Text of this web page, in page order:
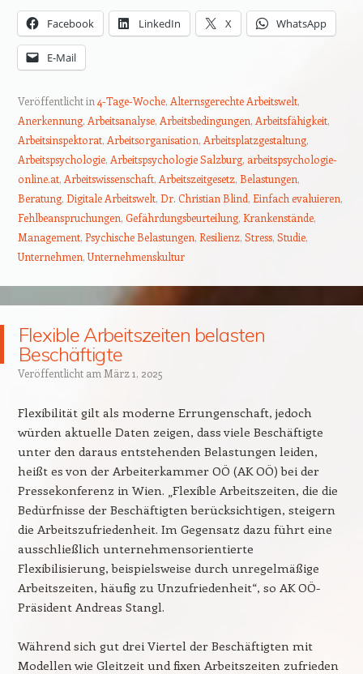
Facebook LinkedIn X WhatsApp
E-Mail
Veröffentlicht in 4-Tage-Woche, Alternsgerechte Arbeitswelt,
Anerkennung, Arbeitsanalyse, Arbeitsbedingungen, Arbeitsfähigkeit,
Arbeitsinspektorat, Arbeitsorganisation, Arbeitsplatzgestaltung,
Arbeitspsychologie, Arbeitspsychologie Salzburg, arbeitspsychologie-
online.at, Arbeitswissenschaft, Arbeitszeitgesetz, Belastungen,
Beratung, Digitale Arbeitswelt, Dr. Christian Blind, Einfach evaluieren,
Fehlbeanspruchungen, Gefährdungsbeurteilung, Krankenstände,
Management, Psychische Belastungen, Resilienz, Stress, Studie,
Unternehmen,Unternehmenskultur
Flexible Arbeitszeiten belasten
Beschäftigte
Veröffentlicht am März 1, 2025
Flexibilität gilt als moderne Errungenschaft, jedoch
würden aktuelle Daten zeigen, dass viele Beschäftigte
unter den daraus entstehenden Belastungen leiden,
heißt es von der Arbeiterkammer OÖ (AK OÖ) bei der
Pressekonferenz in Wien. „Flexible Arbeitszeiten, die die
Bedürfnisse der Beschäftigten berücksichtigen, steigern
die Arbeitszufriedenheit. Im Gegensatz dazu führt eine
ausschließlich unternehmensorientierte
Flexibilisierung, beispielsweise durch unregelmäßige
Arbeitszeiten, häufig zu Unzufriedenheit“, so AK OÖ-
Präsident Andreas Stangl.
Während sich gut drei Viertel der Beschäftigten mit
Modellen wie Gleitzeit und fixen Arbeitszeiten zufrieden